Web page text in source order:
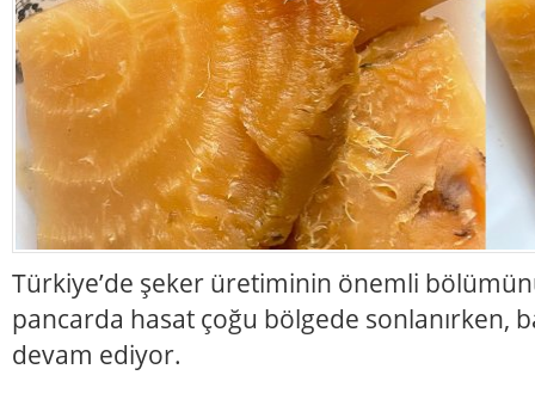
Türkiye’de şeker üretiminin önemli
pancarda hasat çoğu bölgede sonlanırken,
devam ediyor.